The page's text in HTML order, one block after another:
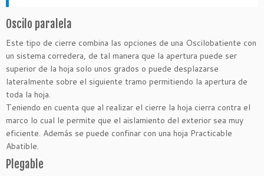
Oscilo paralela
Este tipo de cierre combina las opciones de una Oscilobatiente con
un sistema corredera, de tal manera que la apertura puede ser
superior de la hoja solo unos grados o puede desplazarse
lateralmente sobre el siguiente tramo permitiendo la apertura de
toda la hoja.
Teniendo en cuenta que al realizar el cierre la hoja cierra contra el
marco lo cual le permite que el aislamiento del exterior sea muy
eficiente. Además se puede confinar con una hoja Practicable
Abatible.
Plegable